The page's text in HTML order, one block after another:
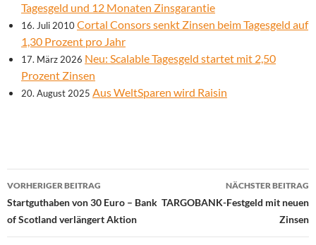
Tagesgeld und 12 Monaten Zinsgarantie
16. Juli 2010Cortal Consors senkt Zinsen beim Tagesgeld auf
1,30 Prozent pro Jahr
17. März 2026 Neu: Scalable Tagesgeld startet mit 2,50
Prozent Zinsen
20. August 2025 Aus WeltSparen wird Raisin
Beitrags-
Navigation
VORHERIGER BEITRAG
Startguthaben von 30 Euro – Bank
of Scotland verlängert Aktion
NÄCHSTER BEITRAG
TARGOBANK-Festgeld mit neuen
Zinsen